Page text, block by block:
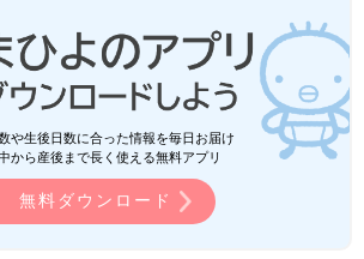
や生後日数に合った情報を毎日お届け
から産後まで長く使える無料アプリ
無料ダウンロード